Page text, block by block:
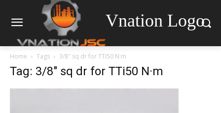
Vnation Logo
Home Tags 3/8″ sq dr for TTi50 N·m
Tag: 3/8″ sq dr for TTi50 N·m